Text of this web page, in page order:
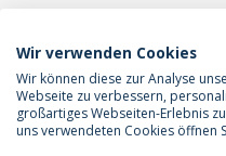
Wir verwenden Cookies
Wir können diese zur Analyse
Webseite zu verbessern,
großartiges Webseiten-Erlebnis
uns verwendeten Cookies öffnen